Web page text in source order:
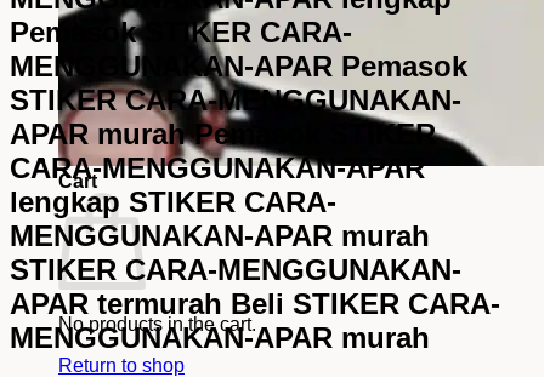
Cart
No products in the cart.
Return to shop
Pemasok STIKER CARA-
MENGGUNAKAN-APAR Pemasok
STIKER CARA-MENGGUNAKAN-
APAR murah Pemasok STIKER
CARA-MENGGUNAKAN-APAR
lengkap STIKER CARA-
MENGGUNAKAN-APAR murah
STIKER CARA-MENGGUNAKAN-
APAR termurah Beli STIKER CARA-
MENGGUNAKAN-APAR murah